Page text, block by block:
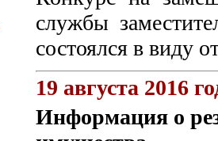
службы
состоялся в виду
19 августа 2016
Информация о